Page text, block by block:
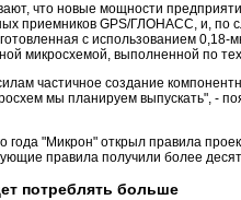
что новые мощности
приемников GPS/ГЛОНАСС, и, по
с использованием
микросхемой, выполненной по
частичное создание
мы планируем выпускать", -
года "Микрон" открыл правила
правила получили более
потреблять больше